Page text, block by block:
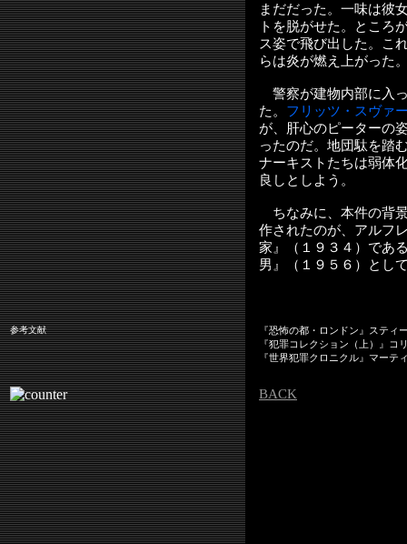
まだだった。一味は彼
トを脱がせた。ところ
ス姿で飛び出した。こ
らは炎が燃え上がった
警察が建物内部に入
た。 フリッツ・スヴァ
が、肝心のピーターの
ったのだ。地団駄を踏
ナーキストたちは弱体
良しとしよう。
ちなみに、本件の背
作されたのが、アルフ
家』（１９３４）であ
男』（１９５６）とし
参考文献
『恐怖の都・ロンドン』スティ
『犯罪コレクション（上）』コ
『世界犯罪クロニクル』マーテ
BACK